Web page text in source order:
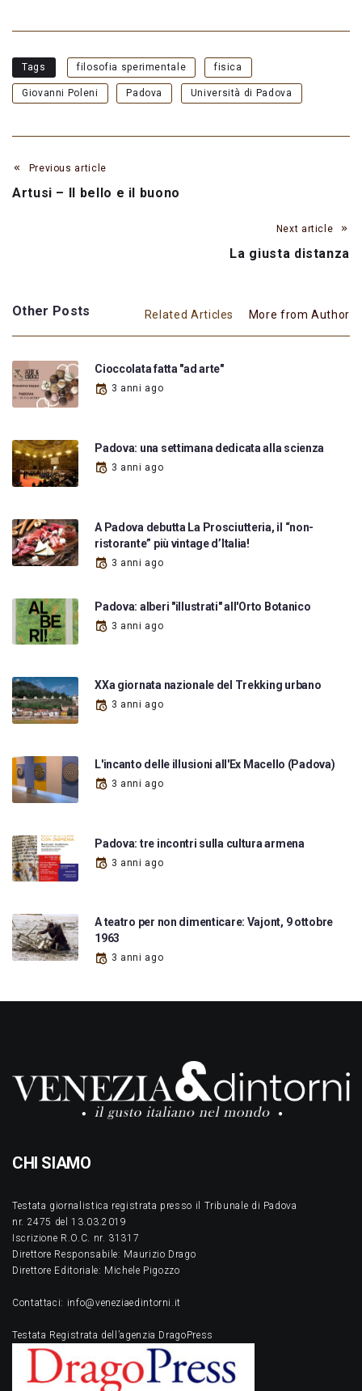
Tags filosofia sperimentale fisica
Giovanni Poleni Padova Università di Padova
Previous article
Artusi – Il bello e il buono
Next article
La giusta distanza
Other Posts Related Articles More from Author
Cioccolata fatta "ad arte"
3 anni ago
Padova: una settimana dedicata alla scienza
3 anni ago
A Padova debutta La Prosciutteria, il “non-
ristorante” più vintage d’Italia!
3 anni ago
Padova: alberi "illustrati" all'Orto Botanico
3 anni ago
XXa giornata nazionale del Trekking urbano
3 anni ago
L'incanto delle illusioni all'Ex Macello (Padova)
3 anni ago
Padova: tre incontri sulla cultura armena
3 anni ago
A teatro per non dimenticare: Vajont, 9 ottobre
1963
3 anni ago
CHI SIAMO
Testata giornalistica registrata presso il Tribunale di Padova
nr. 2475 del 13.03.2019
Iscrizione R.O.C. nr. 31317
Direttore Responsabile: Maurizio Drago
Direttore Editoriale: Michele Pigozzo
Contattaci: info@veneziaedintorni.it
Testata Registrata dell’agenzia DragoPress